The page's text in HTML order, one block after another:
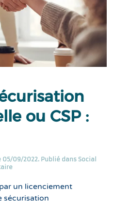
ou CSP :
05/09/2022. Publié dans Social
un licenciement
sécurisation